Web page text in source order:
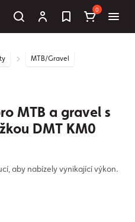
0
MTB/Gravel
MTB a gravel s
DMT KM0
aby nabízely vynikající výkon.